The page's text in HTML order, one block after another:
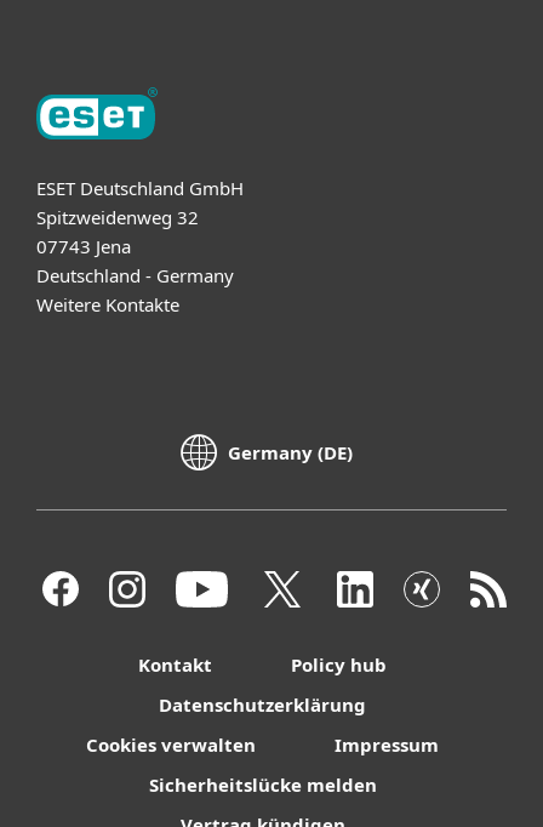
ESET Deutschland GmbH
Spitzweidenweg 32
07743 Jena
Deutschland - Germany
Weitere Kontakte
Germany (DE)
Kontakt
Policy hub
Datenschutzerklärung
Cookies verwalten
Impressum
Sicherheitslücke melden